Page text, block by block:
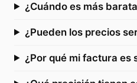
¿Cuándo es más
¿Pueden los precios
¿Por qué mi factura es